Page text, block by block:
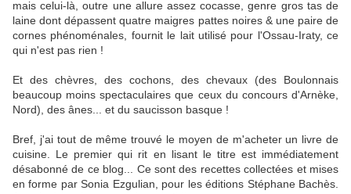
mais celui-là, outre une allure assez cocasse, genre gros tas de
laine dont dépassent quatre maigres pattes noires & une paire de
cornes phénoménales, fournit le lait utilisé pour l'Ossau-Iraty, ce
qui n'est pas rien !
Et des chèvres, des cochons, des chevaux (des Boulonnais
beaucoup moins spectaculaires que ceux du concours d'Arnèke,
Nord), des ânes... et du saucisson basque !
Bref, j'ai tout de même trouvé le moyen de m'acheter un livre de
cuisine. Le premier qui rit en lisant le titre est immédiatement
désabonné de ce blog... Ce sont des recettes collectées et mises
en forme par Sonia Ezgulian, pour les éditions Stéphane Bachès.